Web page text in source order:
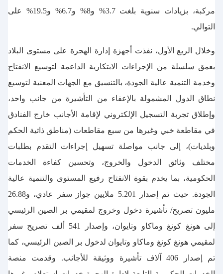
مركبة، بزيادات سنوية بلغت 3.7% و8% و6.7% و19.5% على
التوالي.
وخلال الربع الأول، نفذت أجهزة إدارة الهجرة على مستوى البلاد
بعمق سلسلة من الإجراءات الابتكارية الداعمة لتوسيع الانفتاح
وخدمة التنمية عالية الجودة، بالتنسيق مع الجهات المعنية لتوسيع
نطاق الدول المشمولة بالإعفاء من التأشيرة من جانب واحد،
وإطلاق تجربة التسجيل الإلكتروني لإقامة الأجانب خارج الفنادق
في مقاطعة خبي وغيرها من سبع مقاطعات (مناطق ذاتية الحكم
وبلديات)، إلى جانب مواصلة تسهيل إجراءات التقدم بطلبات
مختلف وثائق الدخول والخروج، وتحسين كفاءة الخدمات
الحكومية، بما يخدم بقوة الانفتاح رفيع المستوى والتنمية عالية
الجودة. حيث تم إصدار 5.201 ملايين جواز سفر عادي، و26.88
مليون تصريح/ تأشيرة دخول وخروج لمقيمي بر الصين الرئيسي
إلى هونغ كونغ وماكاو وتايوان، وإصدار 541 ألف تصريح سفر
لمقيمي هونغ كونغ وماكاو وتايوان لدخول بر الصين الرئيسي، كما
تم إصدار 406 آلاف تأشيرة ووثيقة للأجانب. وقدمت منصة